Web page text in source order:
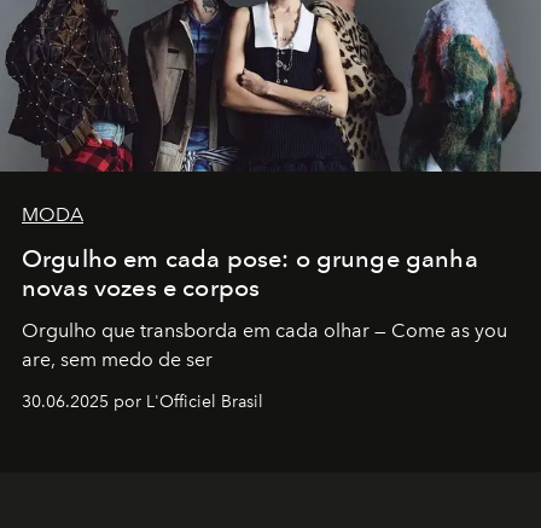
MODA
Orgulho em cada pose: o grunge ganha
novas vozes e corpos
Orgulho que transborda em cada olhar — Come as you
are, sem medo de ser
30.06.2025 por L'Officiel Brasil